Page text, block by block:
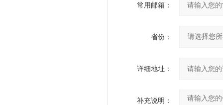
常用邮箱：
省份：
详细地址：
补充说明：